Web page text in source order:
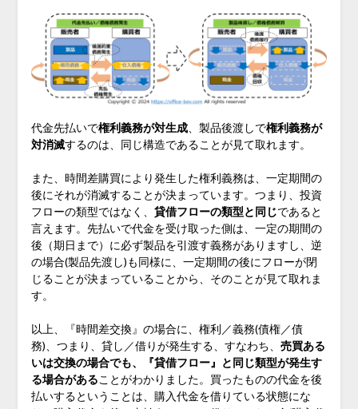
代金先払いで権利義務が対生成、製品後渡しで権利義務が
対消滅するのは、同じ構造であることが見て取れます。
また、時間差購買により発生した権利義務は、一定期間の
後にそれが消滅することが決まっています。つまり、投資
フローの類型ではなく、 貸借フローの類型と同じであると
言えます。先払いで代金を受け取った側は、一定の期間の
後（期日まで）に必ず製品を引渡す義務がありますし、逆
の場合(製品先渡し)も同様に、一定期間の後にフローが閉
じることが決まっていることから、そのことが見て取れま
す。
以上、『時間差交換』の場合に、権利／義務(債権／債
務)、つまり、貸し／借りが発生する、すなわち、 売買ある
いは交換の場合でも、『貸借フロー』と同じ類型が発生す
る場合があることがわかりました。買ったものの代金を後
払いするということは、購入代金を借りている状態にな